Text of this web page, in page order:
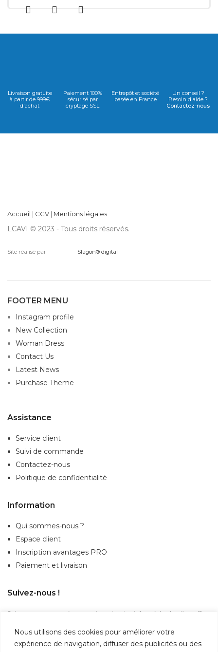
Nous utilisons des cookies pour améliorer votre
expérience de navigation, diffuser des publicités ou des
Livraison gratuite
à partir de 999€
d'achat
Paiement 100%
sécurisé par
cryptage SSL
Entrepôt et société
basée en France
Un conseil ?
Besoin d'aide ?
Contactez-nous
Accueil | CGV | Mentions légales
LCAVI © 2023 - Tous droits réservés.
Site réalisé par Slagon® digital
FOOTER MENU
Instagram profile
New Collection
Woman Dress
Contact Us
Latest News
Purchase Theme
Assistance
Service client
Suivi de commande
Contactez-nous
Politique de confidentialité
Information
Qui sommes-nous ?
Espace client
Inscription avantages PRO
Paiement et livraison
Suivez-nous !
Suivez-nous sur nos réseaux sociaux et restez informé des dernières offres,